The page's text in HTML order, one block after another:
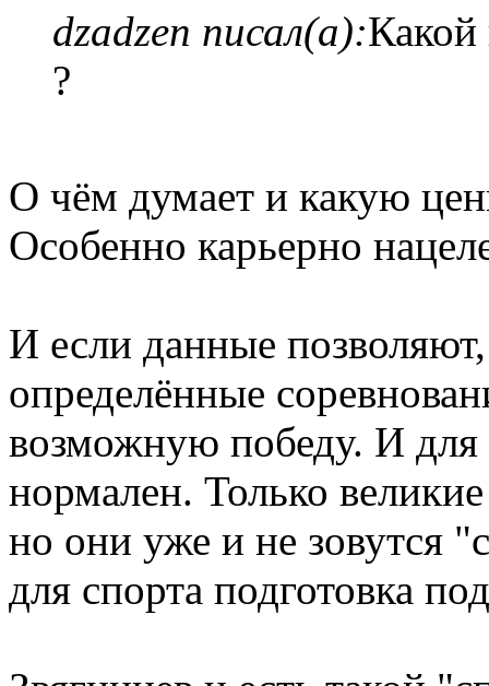
dzadzen писал(а):Какой
?
О чём думает и какую
Особенно карьерно
И если данные
определённые
возможную победу. И для
нормален. Только
но они уже и не зовутся
для спорта подготовка